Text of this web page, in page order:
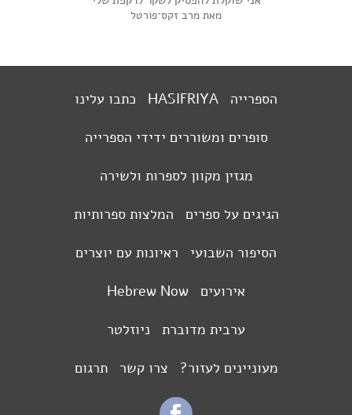
מאת מרב זקס־פורטל
הספרייה HASIFRIYA כתבו עלינו
סופרים ומשוררים ידידי הספרייה
מגזין מקוון לספרות ולשירה
הגיגים על ספרים המלצות ספרותיות
הסיפור השבועי ראיונות עם יוצרים
אירועים Hebrew Now
ערבית מדוברת ניוזלטר
מעוניינים לעזור? צרו קשר תרגום